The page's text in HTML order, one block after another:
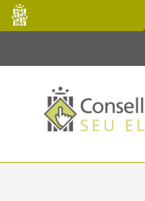
Salta al contingut principal
Consell
de
Mallorca